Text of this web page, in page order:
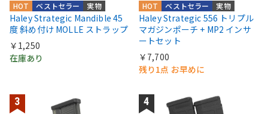
実物
ベストセラー
HOT
Haley Strategic Mandible 45
度 斜め付け MOLLE ストラップ
￥1,250
在庫あり
実物
ベストセラー
HOT
Haley Strategic 556 トリプル
マガジンポーチ + MP2 インサ
ートセット
￥7,700
残り1点 お早めに